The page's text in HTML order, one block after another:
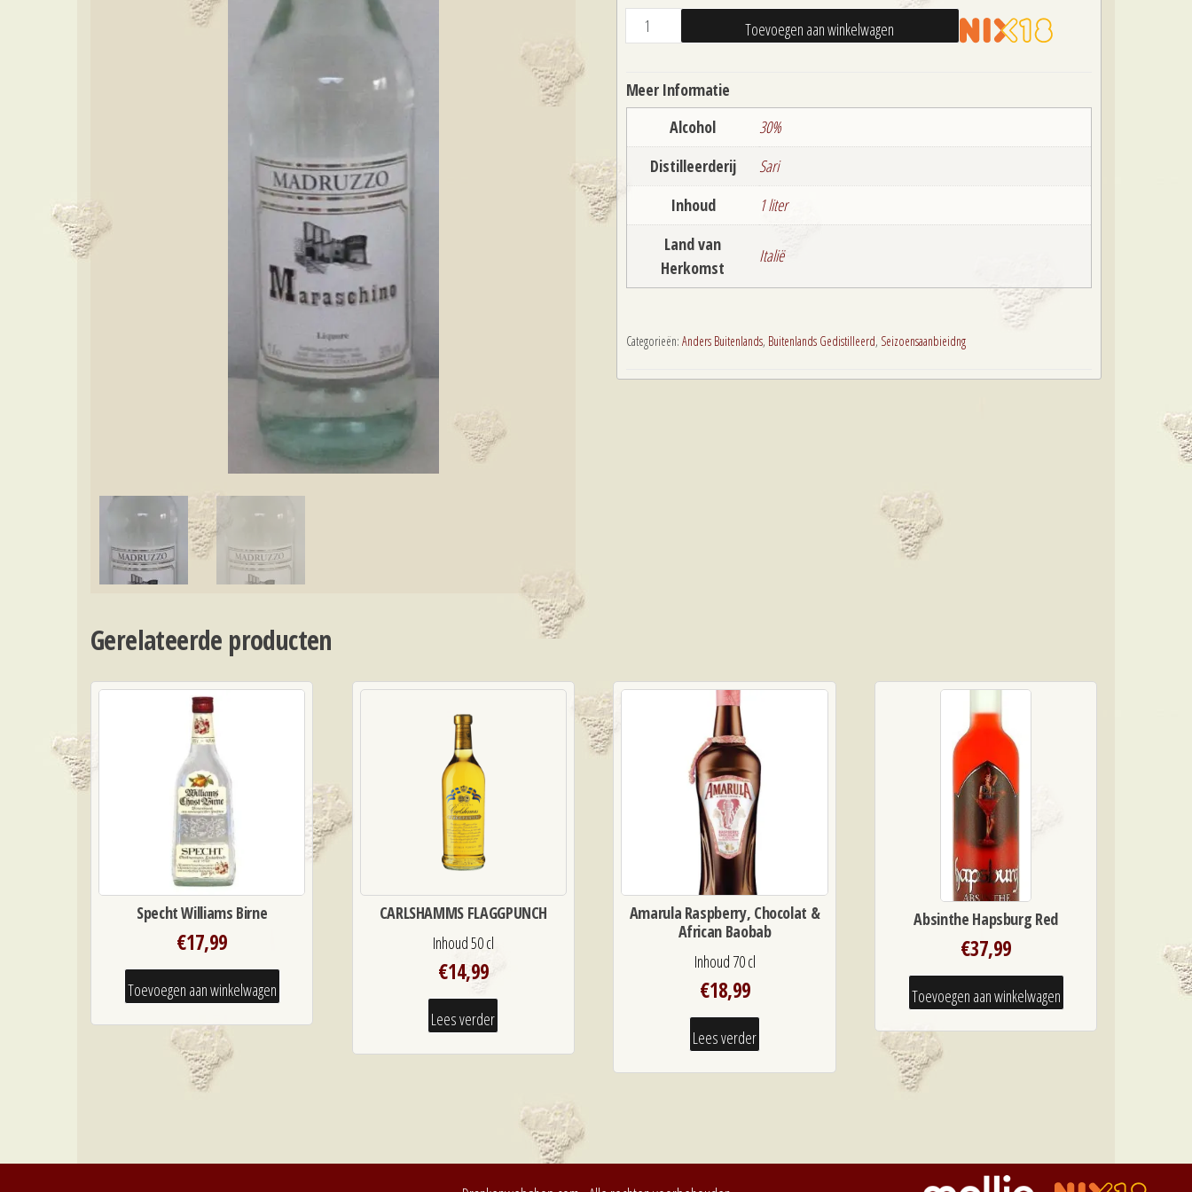
€24,99.€16,99.
Madruzzo
Maraschino
aantal
Toevoegen aan winkelwagen
Meer Informatie
Alcohol
30%
Distilleerderij
Sari
Inhoud
1 liter
Land van
Herkomst
Italië
Categorieën: Anders Buitenlands, Buitenlands Gedistilleerd, Seizoensaanbieidng
Gerelateerde producten
Specht Williams Birne
€17,99
Toevoegen aan winkelwagen
CARLSHAMMS FLAGGPUNCH
Inhoud 50 cl
€14,99
Lees verder
Amarula Raspberry, Chocolat &
African Baobab
Inhoud 70 cl
€18,99
Lees verder
Absinthe Hapsburg Red
€37,99
Toevoegen aan winkelwagen